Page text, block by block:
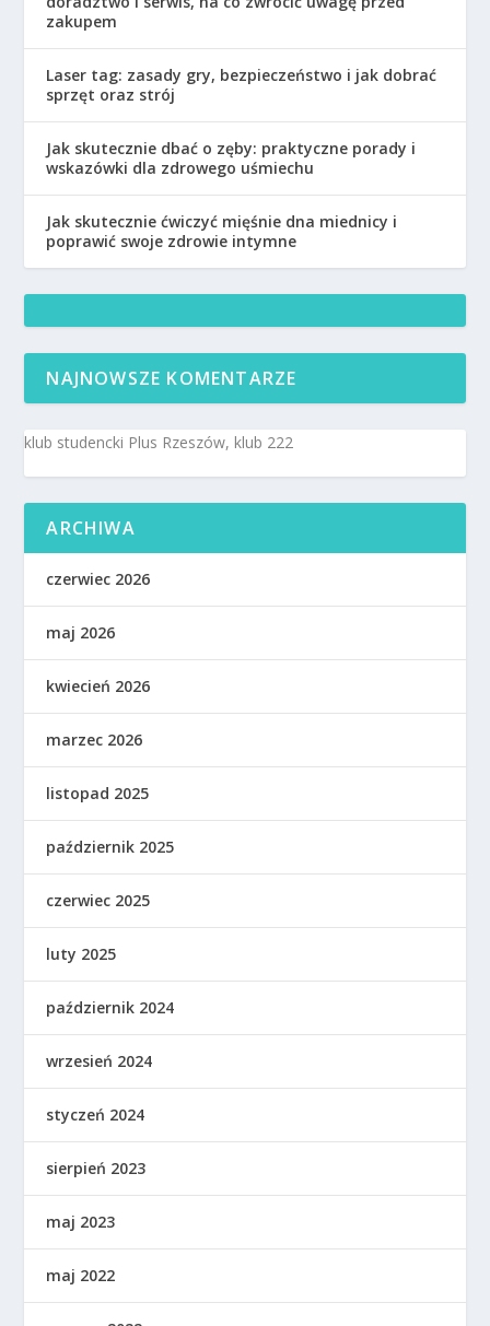
zakupem
Laser tag: zasady gry, bezpieczeństwo i jak dobrać
sprzęt oraz strój
Jak skutecznie dbać o zęby: praktyczne porady i
wskazówki dla zdrowego uśmiechu
Jak skutecznie ćwiczyć mięśnie dna miednicy i
poprawić swoje zdrowie intymne
NAJNOWSZE KOMENTARZE
klub studencki Plus Rzeszów, klub 222
ARCHIWA
czerwiec 2026
maj 2026
kwiecień 2026
marzec 2026
listopad 2025
październik 2025
czerwiec 2025
luty 2025
październik 2024
wrzesień 2024
styczeń 2024
sierpień 2023
maj 2023
maj 2022